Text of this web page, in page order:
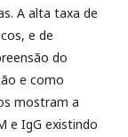
A alta taxa de
e de
do
e como
mostram a
e IgG existindo